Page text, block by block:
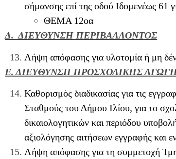
σήμανσης επί της οδού Ιδομενέως 61
ΘΕΜΑ 12οα
Δ. ΔΙΕΥΘΥΝΣΗ ΠΕΡΙΒΑΛΛΟΝΤΟΣ
Λήψη απόφασης για υλοτομία ή μη
Ε. ΔΙΕΥΘΥΝΣΗ ΠΡΟΣΧΟΛΙΚΗΣ
Καθορισμός διαδικασίας για τις
Σταθμούς του Δήμου Ιλίου, για το
δικαιολογητικών και περιόδου
αξιολόγησης αιτήσεων εγγραφής και
Λήψη απόφασης για τη συμμετοχή